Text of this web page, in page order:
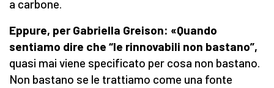
a carbone.
Eppure, per Gabriella Greison: «Quando
sentiamo dire che “le rinnovabili non bastano”,
quasi mai viene specificato per cosa non bastano.
Non bastano se le trattiamo come una fonte